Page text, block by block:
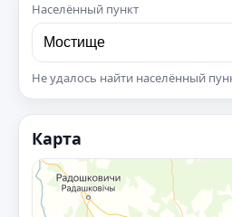
Населённый пункт
Не удалось найти населённый
Карта